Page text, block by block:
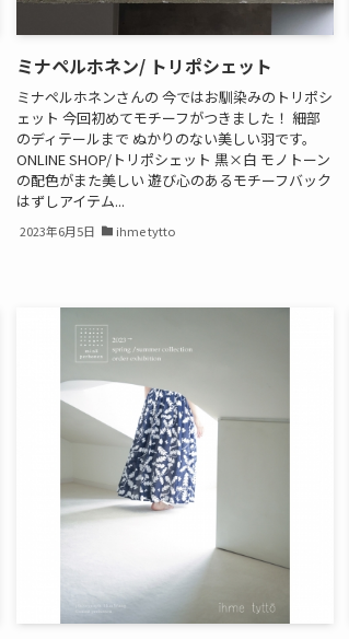
ミナペルホネン/ トリポシェット
ミナペルホネンさんの 今ではお馴染みのトリポシ
ェット 今回初めてモチーフがつきました！ 細部
のディテールまで ぬかりのない美しい羽です。
ONLINE SHOP/トリポシェット 黒×白 モノトーン
の配色がまた美しい 遊び心のあるモチーフバック
はずしアイテム...
2023年6月5日 ihme tytto